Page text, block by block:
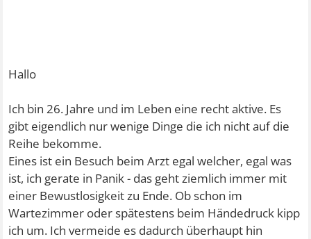
Hallo
Ich bin 26. Jahre und im Leben eine recht aktive. Es
gibt eigendlich nur wenige Dinge die ich nicht auf die
Reihe bekomme.
Eines ist ein Besuch beim Arzt egal welcher, egal was
ist, ich gerate in Panik - das geht ziemlich immer mit
einer Bewustlosigkeit zu Ende. Ob schon im
Wartezimmer oder spätestens beim Händedruck kipp
ich um. Ich vermeide es dadurch überhaupt hin